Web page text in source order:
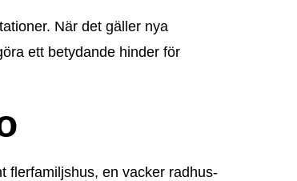
När det gäller nya
ett betydande hinder för
flerfamiljshus, en vacker radhus-